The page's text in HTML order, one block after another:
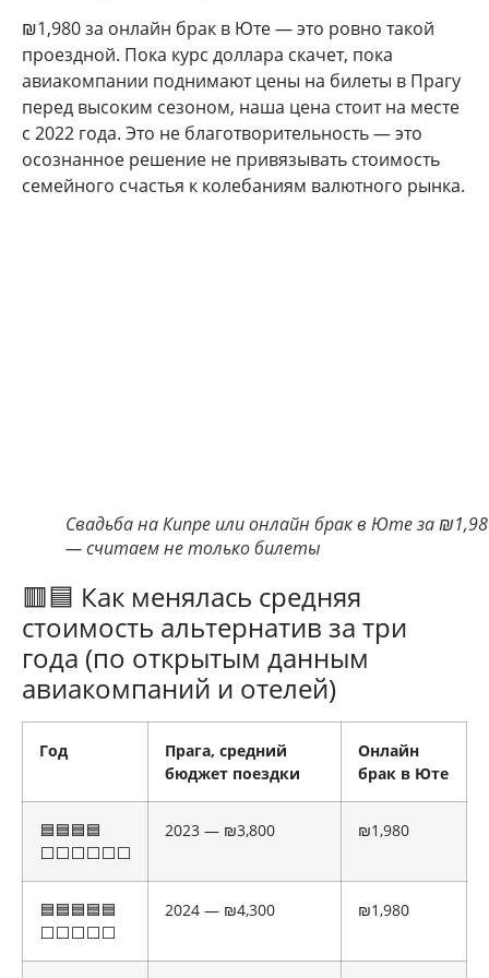
₪1,980 за онлайн брак в Юте — это ровно такой
проездной. Пока курс доллара скачет, пока
авиакомпании поднимают цены на билеты в Прагу
перед высоким сезоном, наша цена стоит на месте
с 2022 года. Это не благотворительность — это
осознанное решение не привязывать стоимость
семейного счастья к колебаниям валютного рынка.
Свадьба на Кипре или онлайн брак в Юте за
— считаем не только билеты
🟥🟦 Как менялась средняя
стоимость альтернатив за три
года (по открытым данным
авиакомпаний и отелей)
Год
Прага, средний
бюджет поездки
Онлайн
брак в Юте
🟦🟦🟦🟦
⬜⬜⬜⬜⬜⬜
2023 — ₪3,800 ₪1,980
🟦🟦🟦🟦🟦
⬜⬜⬜⬜⬜
2024 — ₪4,300 ₪1,980